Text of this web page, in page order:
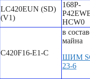
LC420EUN (SD)
(V1)
168P-
HCW0
C420F16-E1-C
в
майна
ШИМ
23-6